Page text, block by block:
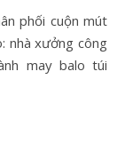
phối cuộn mút
nhà xưởng công
may balo túi